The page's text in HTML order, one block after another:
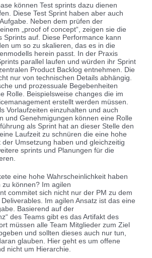
können Test sprints dazu dienen
Diese Test Sprint haben aber auch
Neben dem prüfen der
„proof of concept“, zeigen sie die
Sprints auf. Diese Performance kann
um so zu skalieren, das es in die
herein passt. In der Praxis
parallel laufen und würden ihr Sprint
Product Backlog entnehmen. Die
nur von technischen Details abhängig.
und prozessuale Begebenheiten
Rolle. Beispielsweise changes die im
erstellt werden müssen.
Vorlaufzeiten einzuhalten und auch
und Genehmigungen können eine Rolle
als Sprint hat an dieser Stelle den
Laufzeit zu schnüren die eine hohe
der Umsetzung haben und gleichzeitig
sprints und Planungen für die
eine hohe Wahrscheinlichkeit haben
können? Im agilen
commitet sich nicht nur der PM zu dem
Im agilen Ansatz ist das eine
Basierend auf der
des Teams gibt es das Artifakt des
müssen alle Team Mitglieder zum Ziel
und sollten dieses auch nur tun,
glauben. Hier geht es um offene
nicht um Hierarchie.